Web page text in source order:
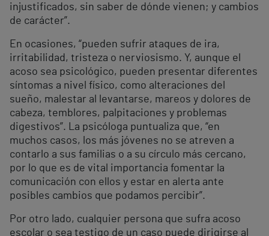
injustificados, sin saber de dónde vienen; y cambios
de carácter”.
En ocasiones, “pueden sufrir ataques de ira,
irritabilidad, tristeza o nerviosismo. Y, aunque el
acoso sea psicológico, pueden presentar diferentes
síntomas a nivel físico, como alteraciones del
sueño, malestar al levantarse, mareos y dolores de
cabeza, temblores, palpitaciones y problemas
digestivos”. La psicóloga puntualiza que, “en
muchos casos, los más jóvenes no se atreven a
contarlo a sus familias o a su círculo más cercano,
por lo que es de vital importancia fomentar la
comunicación con ellos y estar en alerta ante
posibles cambios que podamos percibir”.
Por otro lado, cualquier persona que sufra acoso
escolar o sea testigo de un caso puede dirigirse al